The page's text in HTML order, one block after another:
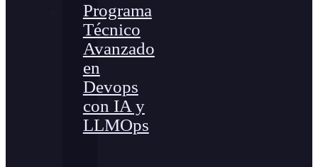
Programa
Técnico
Avanzado
en
Devops
con IA y
LLMOps